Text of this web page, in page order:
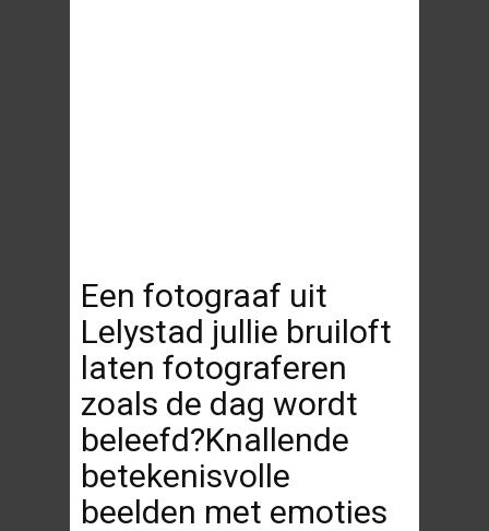
Een fotograaf uit
Lelystad jullie bruiloft
laten fotograferen
zoals de dag wordt
beleefd?Knallende
betekenisvolle
beelden met emoties